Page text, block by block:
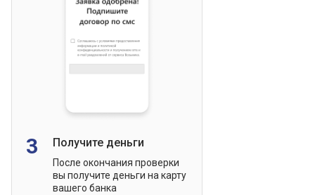
3 Получите деньги
После окончания проверки
вы получите деньги на карту
вашего банка